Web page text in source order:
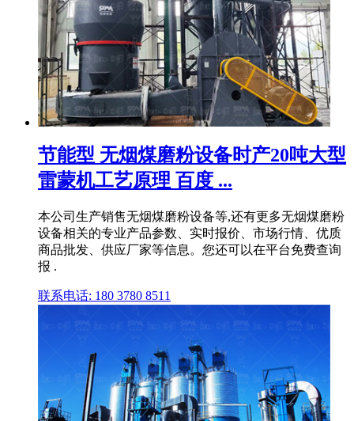
节能型 无烟煤磨粉设备时产20吨大型
雷蒙机工艺原理 百度 ...
本公司生产销售无烟煤磨粉设备等,还有更多无烟煤磨粉
设备相关的专业产品参数、实时报价、市场行情、优质
商品批发、供应厂家等信息。您还可以在平台免费查询
报 .
联系电话: 180 3780 8511